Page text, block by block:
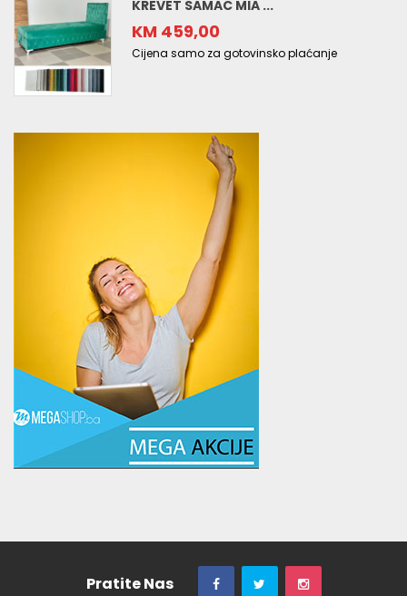
KREVET SAMAC MIA ...
KM 459,00
Cijena samo za gotovinsko plaćanje
Pratite Nas